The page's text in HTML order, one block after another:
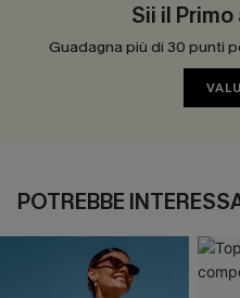
Sii il
Guadagna più di 30 punti
POTREBBE